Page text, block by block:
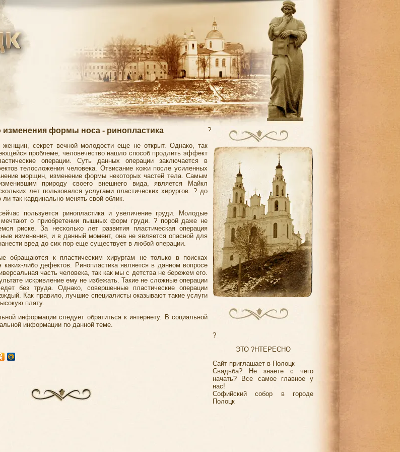
изменения формы носа - ринопластика
секрет вечной молодости еще не открыт. Однако, так
проблеме, человечество нашло способ продлить эффект
операции. Суть данных операции заключается в
телосложения человека. Отвисание кожи после усиленных
морщин, изменение формы некоторых частей тела. Самым
природу своего внешнего вида, является Майкл
лет пользовался услугами пластических хирургов. ? до
так кардинально менять свой облик.
пользуется ринопластика и увеличение груди. Молодые
о приобретении пышных форм груди. ? порой даже не
риске. За несколько лет развития пластическая операция
изменения, и в данный момент, она не является опасной для
вред до сих пор еще существует в любой операции.
обращаются к пластическим хирургам не только в поисках
либо дефектов. Ринопластика является в данном вопросе
часть человека, так как мы с детства не бережем его.
искривление ему не избежать. Такие не сложные операции
без труда. Однако, совершенные пластические операции
Как правило, лучшие специалисты оказывают такие услуги
плату.
информации следует обратиться к интернету. В социальной
информации по данной теме.
?
?
ЭТО ?НТЕРЕСНО
Сайт приглашает в Полоцк
Свадьба? Не знаете с чего
начать? Все самое главное у
нас!
Софийский собор в городе
Полоцк